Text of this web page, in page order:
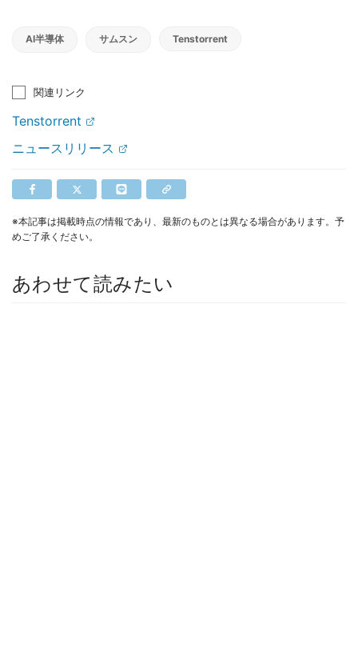
AI半導体 サムスン Tenstorrent
関連リンク
Tenstorrent
ニュースリリース
※本記事は掲載時点の情報であり、最新のものとは異なる場合があります。予
めご了承ください。
あわせて読みたい